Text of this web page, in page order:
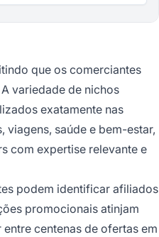
que os comerciantes
variedade de nichos
exatamente nas
saúde e bem-estar,
com expertise relevante e
podem identificar afiliados
promocionais atinjam
centenas de ofertas em